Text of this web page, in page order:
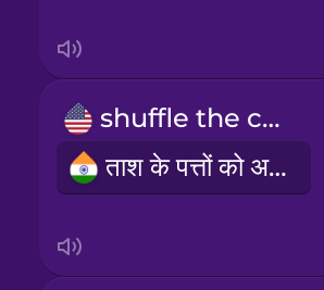
shuffle the cards well
ताश के पत्तों को अच्छी तरह से फेंटें